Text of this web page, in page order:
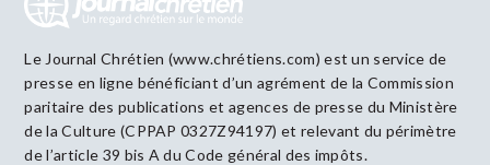
Le Journal Chrétien (www.chrétiens.com) est un service de
presse en ligne bénéficiant d’un agrément de la Commission
paritaire des publications et agences de presse du Ministère
de la Culture (CPPAP 0327Z94197) et relevant du périmètre
de l’article 39 bis A du Code général des impôts.